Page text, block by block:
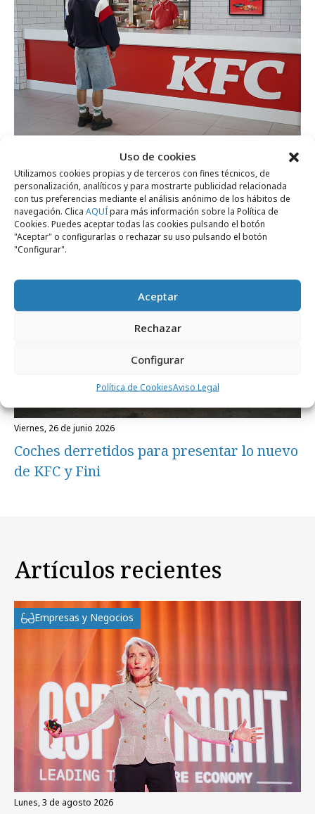
Uso de cookies
Utilizamos cookies propias y de terceros con fines técnicos, de
personalización, analíticos y para mostrarte publicidad relacionada
con tus preferencias mediante el análisis anónimo de los hábitos de
navegación. Clica AQUÍpara más información sobre la Política de
Cookies. Puedes aceptar todas las cookies pulsando el botón
"Aceptar" o configurarlas o rechazar su uso pulsando el botón
"Configurar".
Aceptar
Rechazar
Configurar
Política de CookiesAviso Legal
KFC juega con un código popular de
internet para presentar Dúos
Campañas
viernes, 26 de junio 2026
Coches derretidos para presentar lo nuevo
de KFC y Fini
Artículos recientes
Empresas y Negocios
lunes, 3 de agosto 2026